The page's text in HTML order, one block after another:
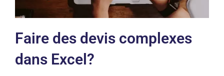
Faire des devis complexes
dans Excel?